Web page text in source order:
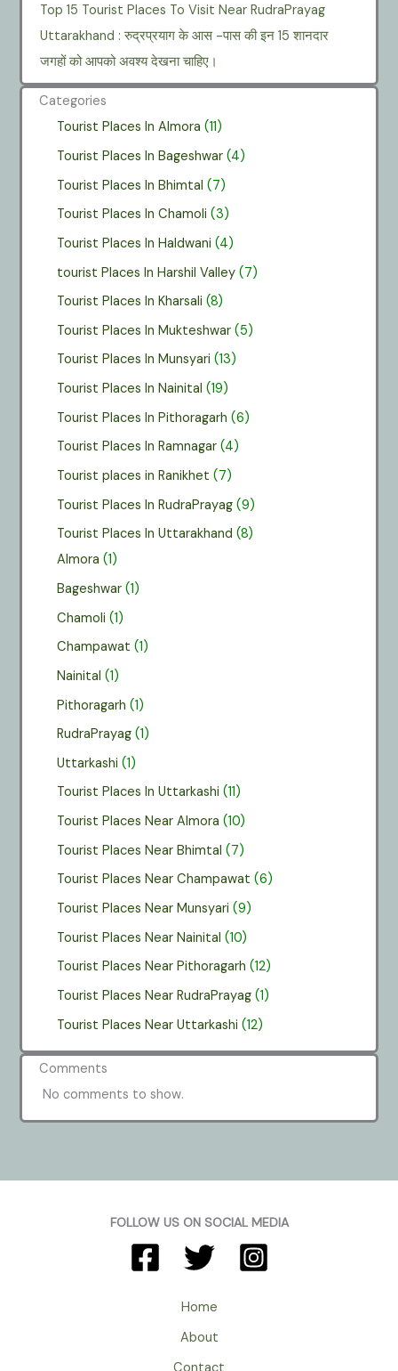
Top 15 Tourist Places To Visit Near RudraPrayag
Uttarakhand : रुद्रप्रयाग के आस -पास की इन 15 शानदार
जगहों को आपको अवश्य देखना चाहिए।
Categories
Tourist Places In Almora (11)
Tourist Places In Bageshwar (4)
Tourist Places In Bhimtal (7)
Tourist Places In Chamoli (3)
Tourist Places In Haldwani (4)
tourist Places In Harshil Valley (7)
Tourist Places In Kharsali (8)
Tourist Places In Mukteshwar (5)
Tourist Places In Munsyari (13)
Tourist Places In Nainital (19)
Tourist Places In Pithoragarh (6)
Tourist Places In Ramnagar (4)
Tourist places in Ranikhet (7)
Tourist Places In RudraPrayag (9)
Tourist Places In Uttarakhand (8)
Almora (1)
Bageshwar (1)
Chamoli (1)
Champawat (1)
Nainital (1)
Pithoragarh (1)
RudraPrayag (1)
Uttarkashi (1)
Tourist Places In Uttarkashi (11)
Tourist Places Near Almora (10)
Tourist Places Near Bhimtal (7)
Tourist Places Near Champawat (6)
Tourist Places Near Munsyari (9)
Tourist Places Near Nainital (10)
Tourist Places Near Pithoragarh (12)
Tourist Places Near RudraPrayag (1)
Tourist Places Near Uttarkashi (12)
Comments
No comments to show.
FOLLOW US ON SOCIAL MEDIA
Home
About